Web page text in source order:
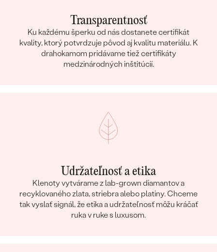
Transparentnosť
Ku každému šperku od nás dostanete certifikát
kvality, ktorý potvrdzuje pôvod aj kvalitu materiálu. K
drahokamom pridávame tiež certifikáty
medzinárodných inštitúcií.
Udržateľnosť a etika
Klenoty vytvárame z lab-grown diamantov a
recyklovaného zlata, striebra alebo platiny. Chceme
tak vyslať signál, že etika a udržateľnosť môžu kráčať
ruka v ruke s luxusom.